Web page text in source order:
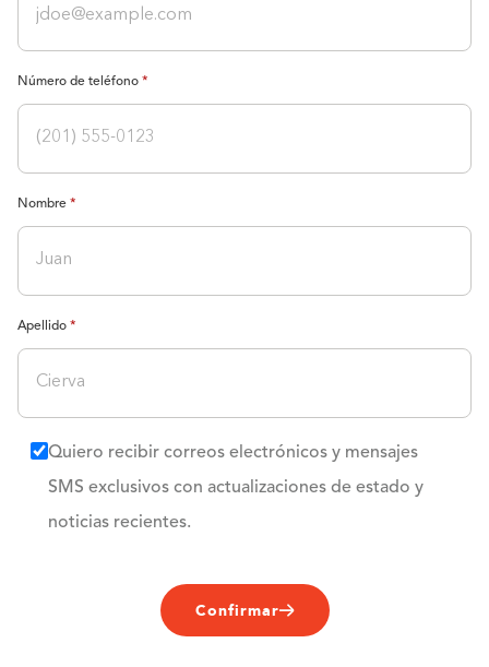
Número de teléfono
Nombre
Apellido
Quiero recibir correos electrónicos y mensajes
SMS exclusivos con actualizaciones de estado y
noticias recientes.
Confirmar